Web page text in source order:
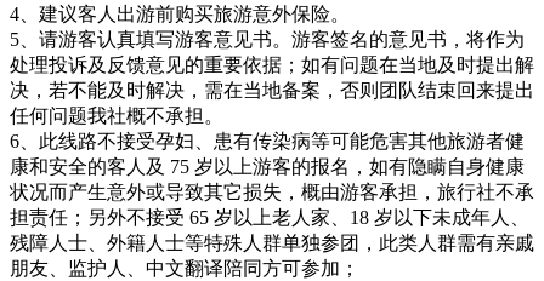
4、建议客人出游前购买旅游意外保险。
5、请游客认真填写游客意见书。游客签名的意见书，将作为
处理投诉及反馈意见的重要依据；如有问题在当地及时提出解
决，若不能及时解决，需在当地备案，否则团队结束回来提出
任何问题我社概不承担。
6、此线路不接受孕妇、患有传染病等可能危害其他旅游者健
康和安全的客人及 75 岁以上游客的报名，如有隐瞒自身健康
状况而产生意外或导致其它损失，概由游客承担，旅行社不承
担责任；另外不接受 65 岁以上老人家、18 岁以下未成年人、
残障人士、外籍人士等特殊人群单独参团，此类人群需有亲戚
朋友、监护人、中文翻译陪同方可参加；